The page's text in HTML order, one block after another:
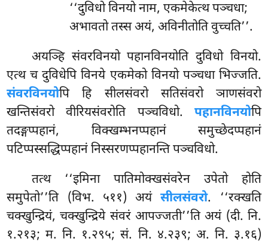
‘‘दुविधो विनयो नाम, एकमेकेत्थ पञ्चधा;
अभावतो तस्स अयं, अविनीतोति वुच्चति’’.
अयञ्हि संवरविनयो पहानविनयोति दुविधो विनयो.
एत्थ च दुविधेपि विनये एकमेको विनयो पञ्चधा भिज्जति.
संवरविनयोपि हि सीलसंवरो सतिसंवरो ञाणसंवरो
खन्तिसंवरो वीरियसंवरोति पञ्चविधो. पहानविनयोपि
तदङ्गप्पहानं, विक्खम्भनप्पहानं समुच्छेदप्पहानं
पटिप्पस्सद्धिप्पहानं निस्सरणप्पहानन्ति पञ्चविधो.
तत्थ ‘‘इमिना पातिमोक्खसंवरेन उपेतो होति
समुपेतो’’ति (विभ. ५११) अयंसीलसंवरो. ‘‘रक्खति
चक्खुन्द्रियं, चक्खुन्द्रिये संवरं आपज्जती’’ति अयं (दी. नि.
१.२१३; म. नि. १.२९५; सं. नि. ४.२३९; अ. नि. ३.१६)